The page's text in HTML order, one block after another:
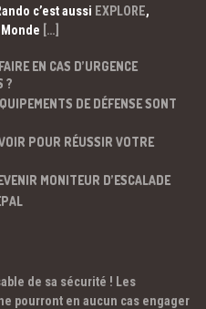
c’est aussi EXPLORE,
[…]
EN CAS D’URGENCE
?
DE DÉFENSE SONT
POUR RÉUSSIR VOTRE
MONITEUR D’ESCALADE
de sa sécurité ! Les
pourront en aucun cas engager